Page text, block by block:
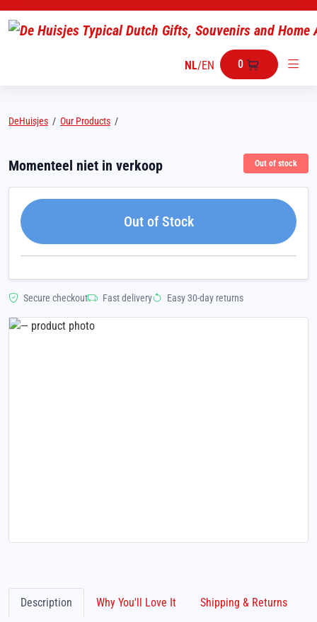
NL/EN 0
DeHuisjes / Our Products /
Momenteel niet in verkoop Out of stock
Out of Stock
Secure checkout Fast delivery Easy 30-day returns
Description Why You'll Love It Shipping & Returns